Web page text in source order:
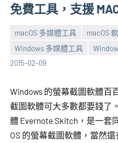
免費工具，支援
macOS 多媒體工具
macOS
Windows 多媒體工具
2015-02-09
張
海
comments
Windows 的螢幕截圖軟體百
截圖軟體可大多數都要錢了
體 Evernote Skitch，是一套
OS 的螢幕截圖軟體，當然